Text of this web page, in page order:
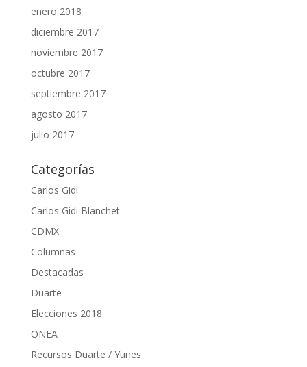
enero 2018
diciembre 2017
noviembre 2017
octubre 2017
septiembre 2017
agosto 2017
julio 2017
Categorías
Carlos Gidi
Carlos Gidi Blanchet
CDMX
Columnas
Destacadas
Duarte
Elecciones 2018
ONEA
Recursos Duarte / Yunes